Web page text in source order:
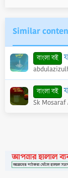
Similar
বাংলা বই
বাংলা বই
Sk Mosaraf